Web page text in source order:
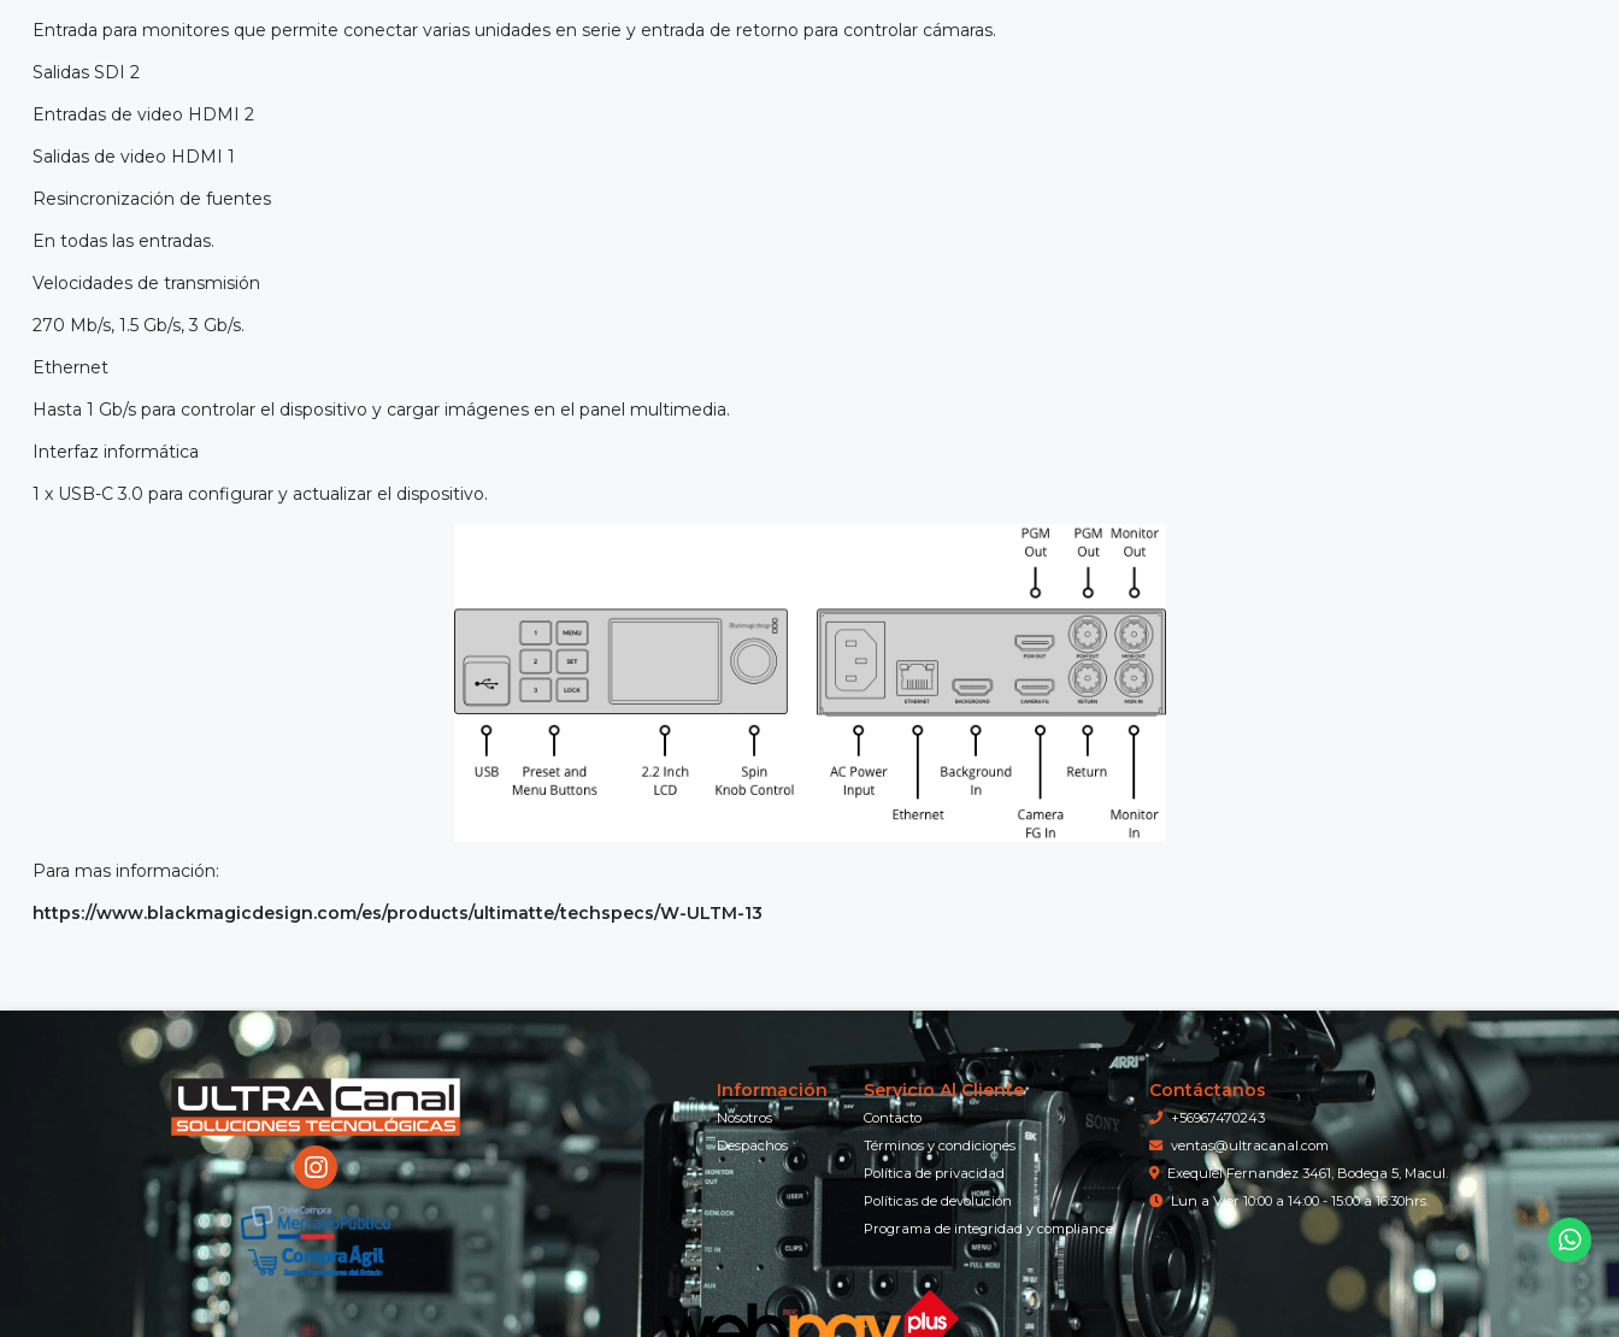
Entrada para monitores que permite conectar varias unidades en serie y entrada de retorno para controlar cámaras.
Salidas SDI 2
Entradas de video HDMI 2
Salidas de video HDMI 1
Resincronización de fuentes
En todas las entradas.
Velocidades de transmisión
270 Mb/s, 1.5 Gb/s, 3 Gb/s.
Ethernet
Hasta 1 Gb/s para controlar el dispositivo y cargar imágenes en el panel multimedia.
Interfaz informática
1 x USB-C 3.0 para configurar y actualizar el dispositivo.
Para mas información:
https://www.blackmagicdesign.com/es/products/ultimatte/techspecs/W-ULTM-13
Información
Nosotros
Despachos
Servicio Al Cliente
Contacto
Términos y condiciones
Política de privacidad
Políticas de devolución
Programa de integridad y compliance
Contáctanos
+56967470243
ventas@ultracanal.com
Exequiel Fernandez 3461, Bodega 5, Macul.
Lun a Vier 10:00 a 14:00 - 15:00 a 16:30hrs.